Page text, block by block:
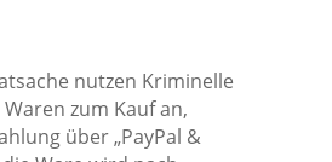
nutzen Kriminelle
zum Kauf an,
über „PayPal &